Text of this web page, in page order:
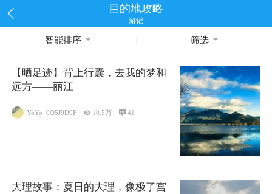
目的地攻略
游记
智能排序 筛选
【晒足迹】背上行囊，去我的梦和
远方——丽江
YoYo_0Q5J9D9F  10.5万 41
大理故事：夏日的大理，像极了宫